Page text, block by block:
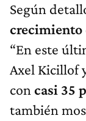
Según
crecimiento
“En este
Axel Kicillof
con casi 35
también